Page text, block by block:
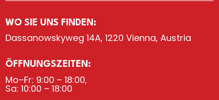
WO SIE UNS FINDEN:
Dassanowskyweg 14A, 1220 Vienna, Austria
ÖFFNUNGSZEITEN:
Mo–Fr: 9:00 – 18:00,
Sa: 10:00 – 18:00